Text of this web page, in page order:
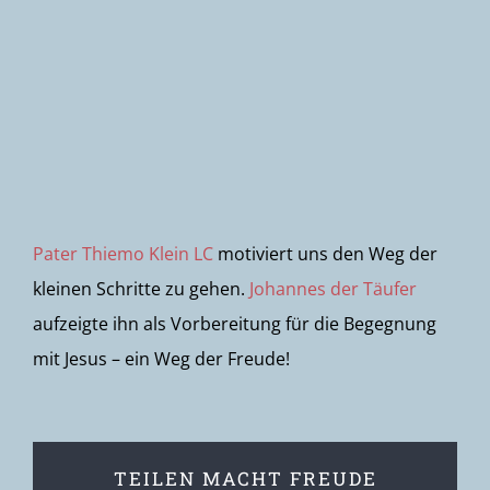
Pater Thiemo Klein LC motiviert uns den Weg der
kleinen Schritte zu gehen. Johannes der Täufer
aufzeigte ihn als Vorbereitung für die Begegnung
mit Jesus – ein Weg der Freude!
TEILEN MACHT FREUDE